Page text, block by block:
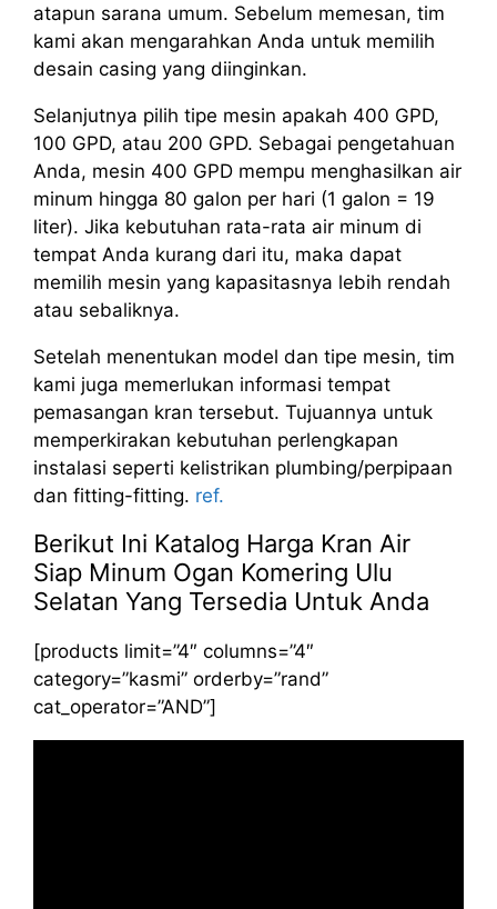
atapun sarana umum. Sebelum memesan, tim
kami akan mengarahkan Anda untuk memilih
desain casing yang diinginkan.
Selanjutnya pilih tipe mesin apakah 400 GPD,
100 GPD, atau 200 GPD. Sebagai pengetahuan
Anda, mesin 400 GPD mempu menghasilkan air
minum hingga 80 galon per hari (1 galon = 19
liter). Jika kebutuhan rata-rata air minum di
tempat Anda kurang dari itu, maka dapat
memilih mesin yang kapasitasnya lebih rendah
atau sebaliknya.
Setelah menentukan model dan tipe mesin, tim
kami juga memerlukan informasi tempat
pemasangan kran tersebut. Tujuannya untuk
memperkirakan kebutuhan perlengkapan
instalasi seperti kelistrikan plumbing/perpipaan
dan fitting-fitting. ref.
Berikut Ini Katalog Harga Kran Air
Siap Minum Ogan Komering Ulu
Selatan Yang Tersedia Untuk Anda
[products limit=”4″ columns=”4″
category=”kasmi” orderby=”rand”
cat_operator=”AND”]